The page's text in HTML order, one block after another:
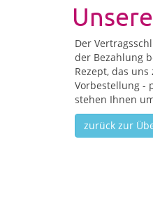
Der
der Bezahlung
Rezept, das
Vorbestellung -
stehen Ihnen
zurück zur